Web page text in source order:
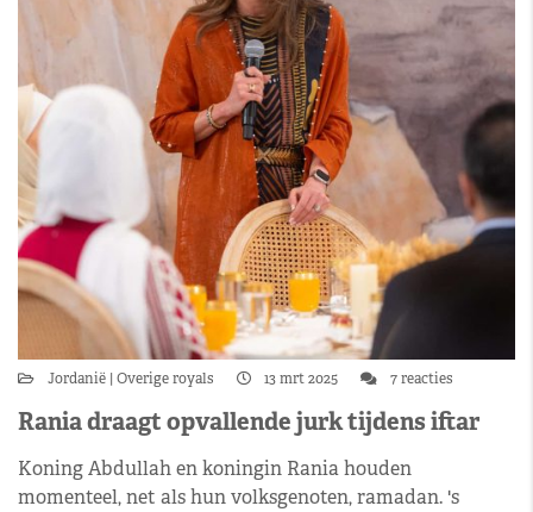
Jordanië Overige royals 13 mrt 2025 7 reacties
Rania draagt opvallende jurk tijdens iftar
Koning Abdullah en koningin Rania houden
momenteel, net als hun volksgenoten, ramadan. 's